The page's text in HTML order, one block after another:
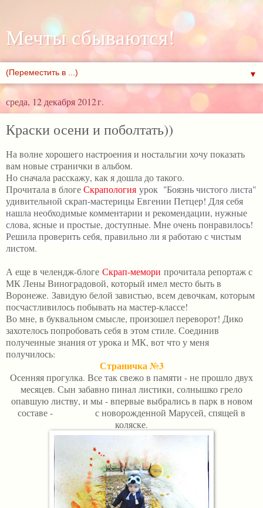
Мечты сбываются!
▼
среда, 12 декабря 2012 г.
Краски осени и поболтать))
На волне хорошего настроения и ностальгии хочу показать
вам новые странички в альбом.
Но сначала расскажу, как я дошла до такого.
Прочитала в блогеСкрапология урок "Боязнь чистого листа"
удивительной скрап-мастерицы Евгении Петцер! Для себя
нашла необходимые комментарии и рекомендации, нужные
слова, ясные и простые, доступные. Мне очень понравилось!
Решила проверить себя, правильно ли я работаю с чистым
листом.
А еще в челендж-блоге Скрап-мемори прочитала репортаж с
МК Лены Виноградовой, который имел место быть в
Воронеже. Завидую белой завистью, всем девочкам, которым
посчастливилось побывать на мастер-классе!
Во мне, в буквальном смысле, произошел переворот! Дико
захотелось попробовать себя в этом стиле. Соединив
полученные знания от урока и МК, вот что у меня
получилось:
Страничка №3
Осенняя прогулка. Все так свежо в памяти - не прошло двух
месяцев. Сын забавно пинал листики, солнышко грело
опавшую листву, и мы - впервые выбрались в парк в новом
составе - с новорожденной Марусей, спящей в
коляске.